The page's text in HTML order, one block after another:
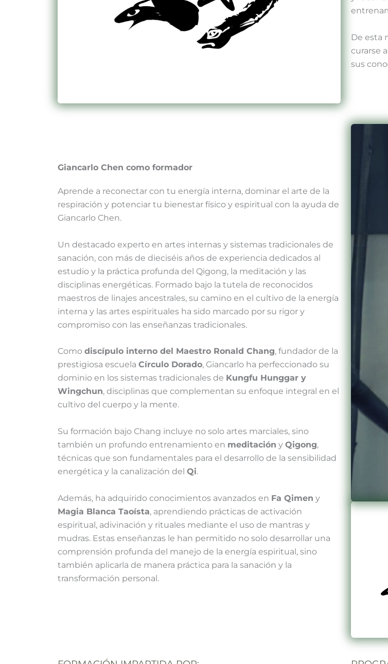
De esta
curarse
sus
Giancarlo Chen como formador
Aprende a reconectar con tu energía interna, dominar el arte de la
respiración y potenciar tu bienestar físico y espiritual con la ayuda de
Giancarlo Chen.
Un destacado experto en artes internas y sistemas tradicionales de
sanación, con más de dieciséis años de experiencia dedicados al
estudio y la práctica profunda del Qigong, la meditación y las
disciplinas energéticas. Formado bajo la tutela de reconocidos
maestros de linajes ancestrales, su camino en el cultivo de la energía
interna y las artes espirituales ha sido marcado por su rigor y
compromiso con las enseñanzas tradicionales.
Como discípulo interno del Maestro Ronald Chang, fundador de la
prestigiosa escuela Círculo Dorado, Giancarlo ha perfeccionado su
dominio en los sistemas tradicionales de Kungfu Hunggar y
Wingchun, disciplinas que complementan su enfoque integral en el
cultivo del cuerpo y la mente.
Su formación bajo Chang incluye no solo artes marciales, sino
también un profundo entrenamiento en meditación y Qigong,
técnicas que son fundamentales para el desarrollo de la sensibilidad
energética y la canalización del Qi.
Además, ha adquirido conocimientos avanzados en Fa Qimen y
Magia Blanca Taoísta, aprendiendo prácticas de activación
espiritual, adivinación y rituales mediante el uso de mantras y
mudras. Estas enseñanzas le han permitido no solo desarrollar una
comprensión profunda del manejo de la energía espiritual, sino
también aplicarla de manera práctica para la sanación y la
transformación personal.